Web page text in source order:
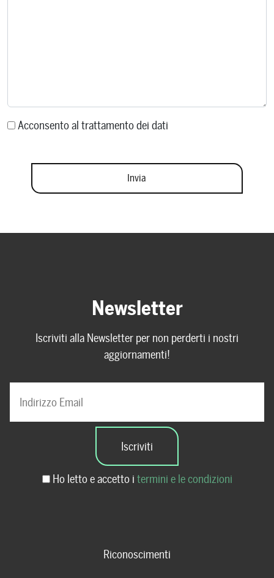
Acconsento al trattamento dei dati
Newsletter
Iscriviti alla Newsletter per non perderti i nostri
aggiornamenti!
Ho letto e accetto i termini e le condizioni
Riconoscimenti